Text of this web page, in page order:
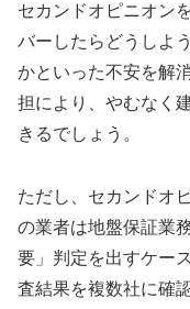
セカンドオピニオン
バーしたらどうしよ
かといった不安を解
担により、やむなく
きるでしょう。
ただし、セカンドオ
の業者は地盤保証業
要」判定を出すケー
査結果を複数社に確